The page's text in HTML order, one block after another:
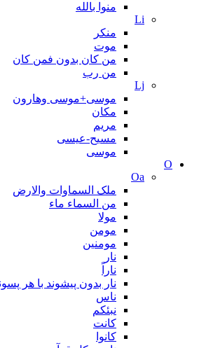
منوا بالله
Li
منکر
موت
من کان بدون فمن کان
من رب
Lj
موسی+موسی وهارون
مکان
مریم
مسیح-عیسی
موسی
O
Oa
ملک السماوات والارض
من السماء ماء
مولا
مومن
مومنین
نار
ناراً
نار بدون پیشوند با هر
ناس
نبئکم
کانت
کانوا